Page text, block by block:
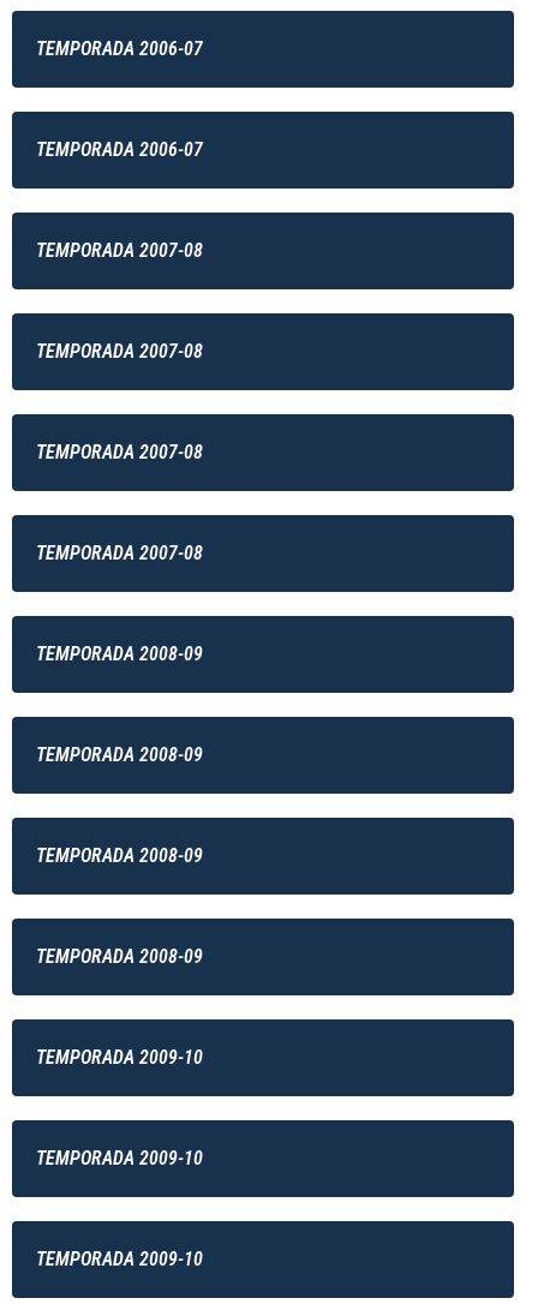
TEMPORADA 2006-07
TEMPORADA 2006-07
TEMPORADA 2007-08
TEMPORADA 2007-08
TEMPORADA 2007-08
TEMPORADA 2007-08
TEMPORADA 2008-09
TEMPORADA 2008-09
TEMPORADA 2008-09
TEMPORADA 2008-09
TEMPORADA 2009-10
TEMPORADA 2009-10
TEMPORADA 2009-10